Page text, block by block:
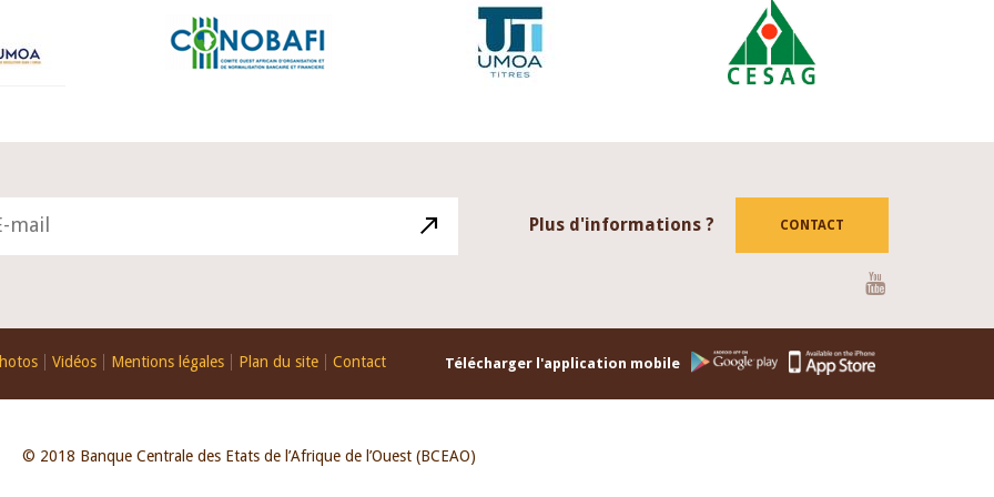
Plus d'informations ? CONTACT
Vidéos Mentions légales Plan du site Contact Télécharger l'application mobile
© 2018 Banque Centrale des Etats de l’Afrique de l’Ouest (BCEAO)